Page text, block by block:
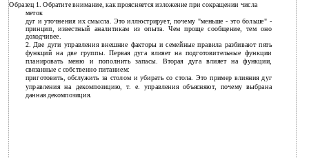
Образец 1. Обратите внимание, как проясняется изложение при сокращении числа
меток
дуг и уточнения их смысла. Это иллюстрирует, почему "меньше - это больше" -
принцип, известный аналитикам из опыта. Чем проще сообщение, тем оно
доходчивее.
2. Две дуги управления внешние факторы и семейные правила разбивают пять
функций на две группы. Первая дуга влияет на подготовительные функции
планировать меню и пополнить запасы. Вторая дуга влияет на функции,
связанные с собственно питанием:
приготовить, обслужить за столом и убирать со стола. Это пример влияния дуг
управления на декомпозицию, т. е. управления объясняют, почему выбрана
данная декомпозиция.